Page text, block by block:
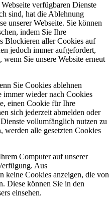
verfügbaren Dienste
sind, hat die Ablehnung
unserer Webseite. Sie können
indem Sie Ihre
Blockieren aller Cookies auf
jedoch immer aufgefordert,
Sie unsere Website erneut
Sie Cookies ablehnen
immer wieder nach Cookies
einen Cookie für Ihre
sich jederzeit abmelden oder
vollumfänglich nutzen zu
werden alle gesetzten Cookies
Computer auf unserer
Aus
keine Cookies anzeigen, die von
Diese können Sie in den
einsehen.